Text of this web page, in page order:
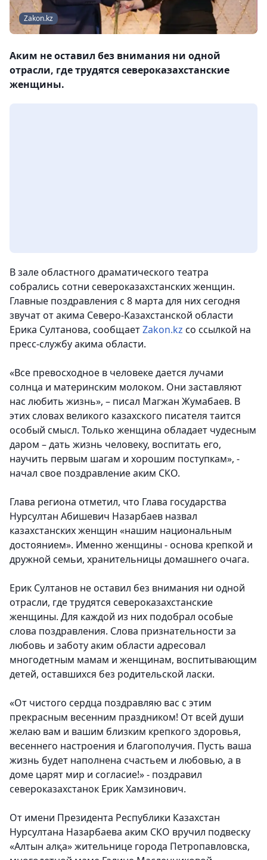
Zakon.kz
Аким не оставил без внимания ни одной
отрасли, где трудятся североказахстанские
женщины.
В зале областного драматического театра
собрались сотни североказахстанских женщин.
Главные поздравления с 8 марта для них сегодня
звучат от акима Северо-Казахстанской области
Ерика Султанова, сообщаетZakon.kz со ссылкой на
пресс-службу акима области.
«Все превосходное в человеке дается лучами
солнца и материнским молоком. Они заставляют
нас любить жизнь», – писал Магжан Жумабаев. В
этих словах великого казахского писателя таится
особый смысл. Только женщина обладает чудесным
даром – дать жизнь человеку, воспитать его,
научить первым шагам и хорошим поступкам», -
начал свое поздравление аким СКО.
Глава региона отметил, что Глава государства
Нурсултан Абишевич Назарбаев назвал
казахстанских женщин «нашим национальным
достоянием». Именно женщины - основа крепкой и
дружной семьи, хранительницы домашнего очага.
Ерик Султанов не оставил без внимания ни одной
отрасли, где трудятся североказахстанские
женщины. Для каждой из них подобрал особые
слова поздравления. Слова признательности за
любовь и заботу аким области адресовал
многодетным мамам и женщинам, воспитывающим
детей, оставшихся без родительской ласки.
«От чистого сердца поздравляю вас с этим
прекрасным весенним праздником! От всей души
желаю вам и вашим близким крепкого здоровья,
весеннего настроения и благополучия. Пусть ваша
жизнь будет наполнена счастьем и любовью, а в
доме царят мир и согласие!» - поздравил
североказахстанок Ерик Хамзинович.
От имени Президента Республики Казахстан
Нурсултана Назарбаева аким СКО вручил подвеску
«Алтын алқа» жительнице города Петропавловска,